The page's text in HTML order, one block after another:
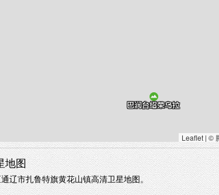
Leaflet | ©
地图
辽市扎鲁特旗黄花山镇高清卫星地图。